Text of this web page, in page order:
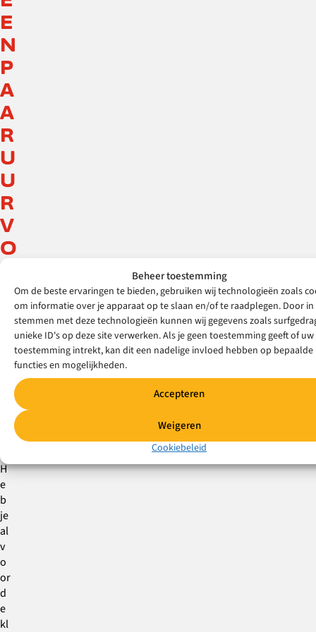
Beheer toestemming
Om de beste ervaringen te bieden, gebruiken wij technologieën zoals
om informatie over je apparaat op te slaan en/of te raadplegen. Door
stemmen met deze technologieën kunnen wij gegevens zoals
unieke ID's op deze site verwerken. Als je geen toestemming geeft of uw
toestemming intrekt, kan dit een nadelige invloed hebben op bepaalde
functies en mogelijkheden.
Accepteren
Weigeren
Cookiebeleid
E
N
P
A
A
R
U
U
R
V
O
O
D
H
e
b
je
al
v
o
or
d
e
kl